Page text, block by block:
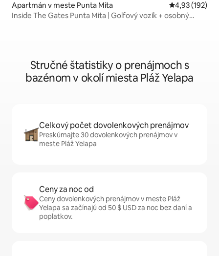
Apartmán v meste Punta Mita Priemerné
4,93 (192)
Inside The Gates Punta Mita | Golfový vozík + osobný
Stručné štatistiky o prenájmoch s
bazénom v okolí miesta Pláž Yelapa
Celkový počet dovolenkových prenájmov
Preskúmajte 30 dovolenkových prenájmov v
meste Pláž Yelapa
Ceny za noc od
Ceny dovolenkových prenájmov v meste Pláž
Yelapa sa začínajú od 50 $ USD za noc bez daní a
poplatkov.